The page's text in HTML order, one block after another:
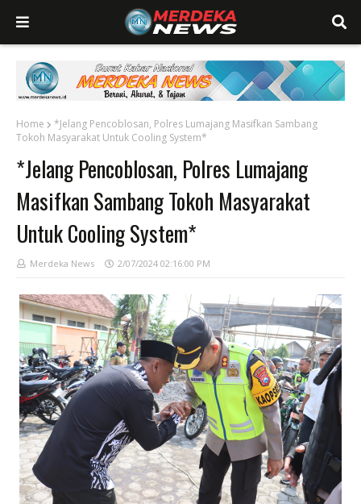
Home
*Jelang Pencoblosan, Polres Lumajang Masifkan Sambang
Tokoh Masyarakat Untuk Cooling System*
*Jelang Pencoblosan, Polres Lumajang
Masifkan Sambang Tokoh Masyarakat
Untuk Cooling System*
Merdeka News 2/07/2024 02:16:00 PM